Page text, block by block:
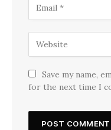
Save my name,
for the next time I